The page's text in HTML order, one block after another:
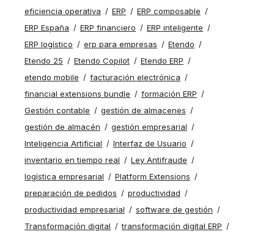
eficiencia operativa
ERP
ERP composable
ERP España
ERP financiero
ERP inteligente
ERP logístico
erp para empresas
Etendo
Etendo 25
Etendo Copilot
Etendo ERP
etendo mobile
facturación electrónica
financial extensions bundle
formación ERP
Gestión contable
gestión de almacenes
gestión de almacén
gestión empresarial
Inteligencia Artificial
Interfaz de Usuario
inventario en tiempo real
Ley Antifraude
logística empresarial
Platform Extensions
preparación de pedidos
productividad
productividad empresarial
software de gestión
Transformación digital
transformación digital ERP